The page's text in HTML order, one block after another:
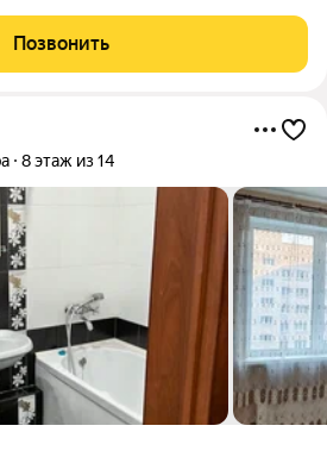
изолированные. Просторная кухня
всем
Позвонить
8 этаж из 14